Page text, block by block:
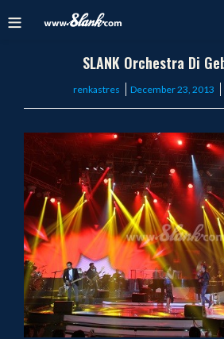
SLANK Orchestra Di
renkastres
Posted
December 23, 2013